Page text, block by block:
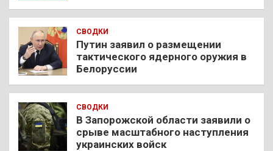
СВОДКИ
Путин заявил о размещении
тактического ядерного оружия в
Белоруссии
СВОДКИ
В Запорожской области заявили о
срыве масштабного наступления
украинских войск